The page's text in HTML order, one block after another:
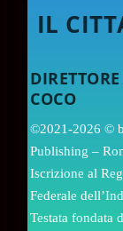
IL
COCO
©2021-2026 ©
Publishing –
Iscrizione al
Federale
Testata fondata